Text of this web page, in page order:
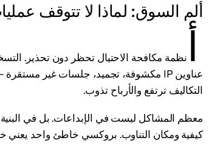
ألم السوق: لماذا لا تتوقف
أنظمة مكافحة الاحتيال تحظر دون تحذير.
التكاليف ترتفع والأرباح تذوب.
كيفية ومكان التناوب. بروكسي خاطئ واحد